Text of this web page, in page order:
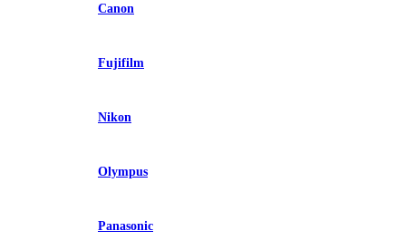
Canon
Fujifilm
Nikon
Olympus
Panasonic